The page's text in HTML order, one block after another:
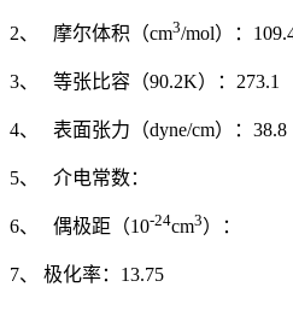
2、 摩尔体积（cm3/mol）：
3、 等张比容（90.2K）：273.1
4、 表面张力（dyne/cm）：38.8
5、 介电常数：
6、 偶极距（10-24cm3）：
7、 极化率：13.75